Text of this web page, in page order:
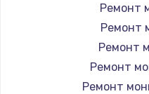
Ремонт
Ремонт
Ремонт
Ремонт
Ремонт